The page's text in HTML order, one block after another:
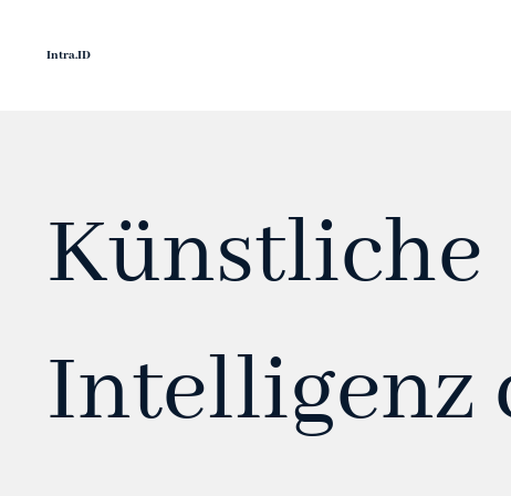
Intra.ID
Künstliche
Intelligenz